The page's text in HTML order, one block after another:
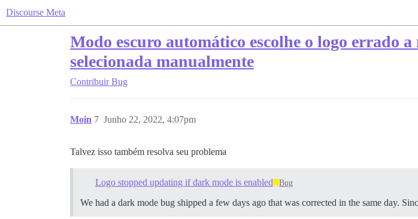
Discourse Meta
Modo escuro automático escolhe o logo errado
selecionada manualmente
Contribuir Bug
Moin Junho 22, 2022, 4:07pm
7
Talvez isso também resolva seu problema
Logo stopped updating if dark mode is enabled Bug
We had a dark mode bug shipped a few days ago that was corrected in the same day.